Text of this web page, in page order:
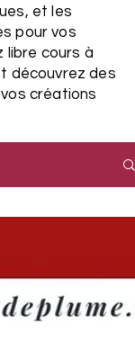
et les
pour vos
libre cours à
découvrez des
créations